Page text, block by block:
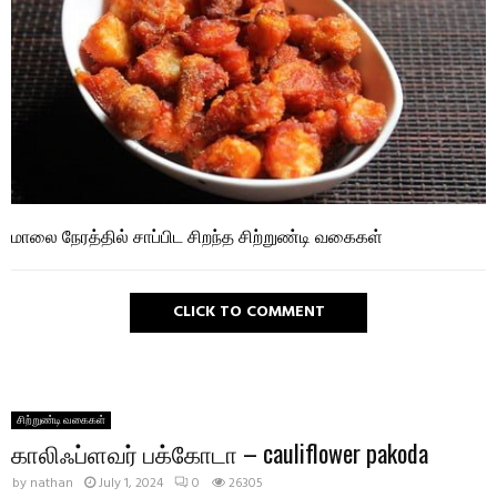
மாலை நேரத்தில் சாப்பிட சிறந்த சிற்றுண்டி வகைகள்
CLICK TO COMMENT
சிற்றுண்டி வகைகள்
காலிஃப்ளவர் பக்கோடா – cauliflower pakoda
by nathan July 1, 2024 0 26305